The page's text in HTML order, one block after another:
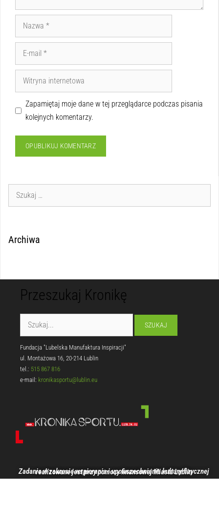
Zapamiętaj moje dane w tej przeglądarce podczas pisania
kolejnych komentarzy.
Archiwa
Przeszukaj Kronikę
Fundacja "Lubelska Manufaktura Inspiracji"
ul. Montażowa 16, 20-214 Lublin
tel.: 515 867 816
e-mail: kronikasportu@lublin.eu
Zadanie w zakresie wspierania i upowszechniania kultury fizycznej realizowane jest przy pomocy finansowej Miasta Lublin